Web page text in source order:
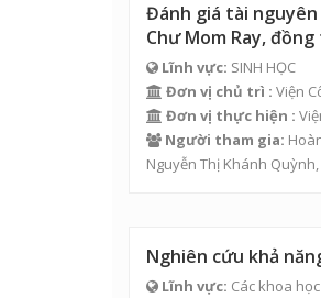
Đánh giá tài nguyên
Chư Mom Ray,
Lĩnh vực: SINH HỌC
Đơn vị chủ trì : Viện
Đơn vị thực hiện :
Người tham gia:
Nguyễn Thị Khánh
Nghiên cứu khả
Lĩnh vực: Các khoa